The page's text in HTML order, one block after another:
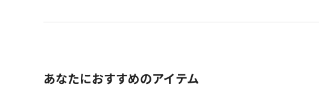
あなたにおすすめのアイテム